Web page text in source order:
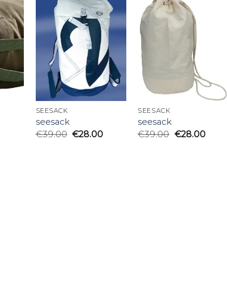
SEESACK
seesack
€39.00 €28.00
SEESACK
seesack
€39.00 €28.00